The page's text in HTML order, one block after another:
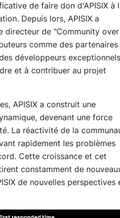
de faire don d'APISIX à
Depuis lors, APISIX a
directeur de "Community over
comme des partenaires
développeurs exceptionnels
et à contribuer au projet
APISIX a construit une
devenant une force
La réactivité de la
rapidement les problèmes
Cette croissance et cet
constamment de
de nouvelles perspectives